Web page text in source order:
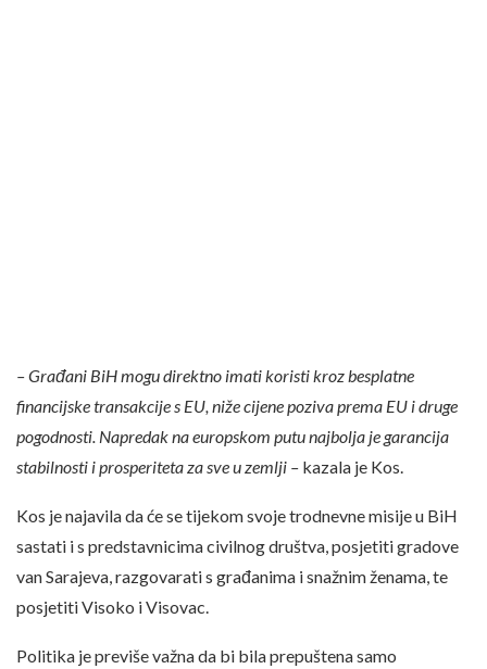
– Građani BiH mogu direktno imati koristi kroz besplatne
financijske transakcije s EU, niže cijene poziva prema EU i druge
pogodnosti. Napredak na europskom putu najbolja je garancija
stabilnosti i prosperiteta za sve u zemlji – kazala je Kos.
Kos je najavila da će se tijekom svoje trodnevne misije u BiH
sastati i s predstavnicima civilnog društva, posjetiti gradove
van Sarajeva, razgovarati s građanima i snažnim ženama, te
posjetiti Visoko i Visovac.
Politika je previše važna da bi bila prepuštena samo